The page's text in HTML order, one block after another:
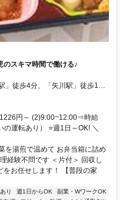
スキマ時間で働ける♪
徒歩4分、「矢川駅」徒歩18
イク通勤可・車通勤応相談
円～ (2)9:00~12:00⇒時給
運転あり） ⭐週1日～OK! ＼
を湯煎で温めて お弁当箱に詰め
経験不問です ＜片付＞ 回収し
お任せします！ 【普段の家
り 週1日からOK
副業・WワークOK